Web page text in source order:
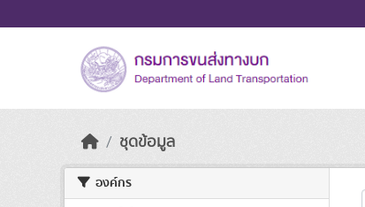
ชุดข้อมูล
องค์กร